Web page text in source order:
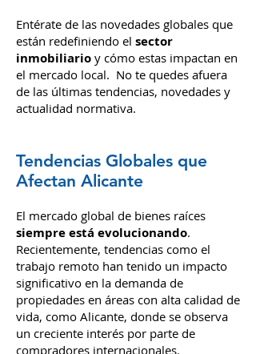
Entérate de las novedades globales que
están redefiniendo el sector
inmobiliario y cómo estas impactan en
el mercado local. No te quedes afuera
de las últimas tendencias, novedades y
actualidad normativa.
Tendencias Globales que
Afectan Alicante
El mercado global de bienes raíces
siempre está evolucionando.
Recientemente, tendencias como el
trabajo remoto han tenido un impacto
significativo en la demanda de
propiedades en áreas con alta calidad de
vida, como Alicante, donde se observa
un creciente interés por parte de
compradores internacionales.